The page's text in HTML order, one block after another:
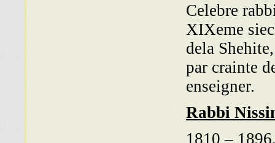
Celebre
XIXeme
dela
par crainte
enseigner.
Rabbi
1810 –